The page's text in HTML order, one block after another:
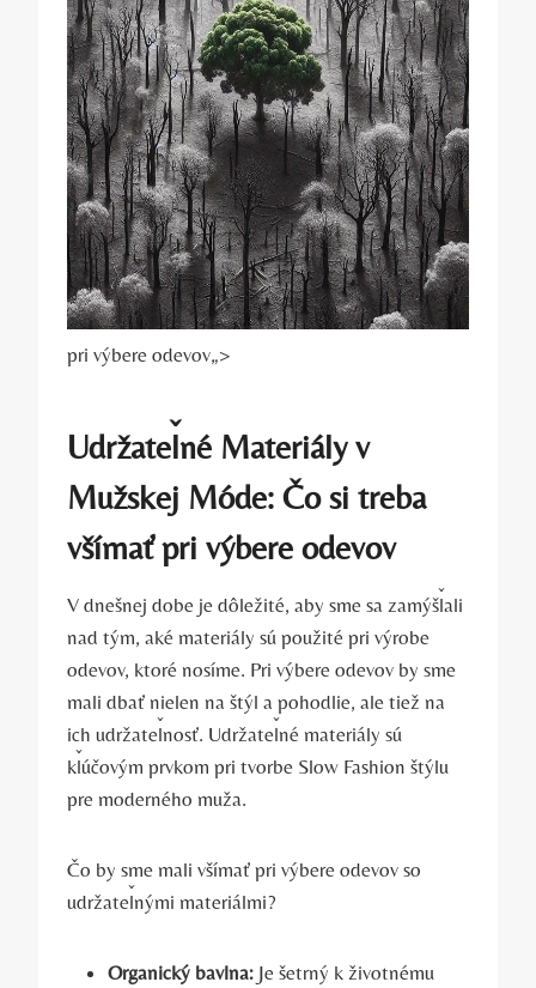
pri výbere odevov„>
Udržateľné Materiály v
Mužskej Móde: Čo si treba
všímať pri výbere odevov
V dnešnej dobe je dôležité, aby sme sa zamýšľali
nad tým, aké materiály sú použité pri výrobe
odevov, ktoré nosíme. Pri výbere odevov by sme
mali dbať nielen na štýl a pohodlie, ale tiež na
ich udržateľnosť. Udržateľné materiály sú
kľúčovým prvkom pri tvorbe Slow Fashion štýlu
pre moderného muža.
Čo by sme mali všímať pri výbere odevov so
udržateľnými materiálmi?
Organický bavlna: Je šetrný k životnému